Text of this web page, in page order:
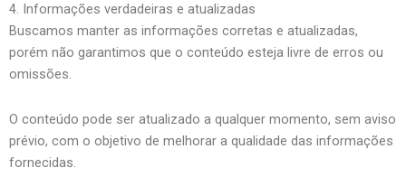
4. Informações verdadeiras e atualizadas
Buscamos manter as informações corretas e atualizadas,
porém não garantimos que o conteúdo esteja livre de erros ou
omissões.
O conteúdo pode ser atualizado a qualquer momento, sem aviso
prévio, com o objetivo de melhorar a qualidade das informações
fornecidas.